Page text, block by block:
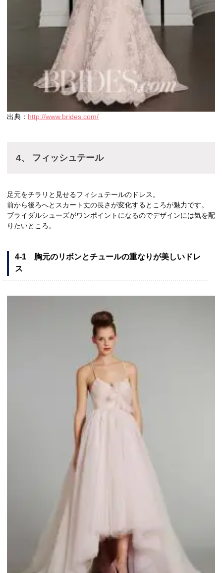
出典： http://www.brides.com/
4、 フィッシュテール
足元をチラリと見せるフィシュテールのドレス。
前から後ろへとスカート丈の長さが変化するところが魅力です。
ブライダルシューズがワンポイントになるのでデザインには気を配
りたいところ。
4-1 胸元のリボンとチュールの重なりが美しいドレ
ス